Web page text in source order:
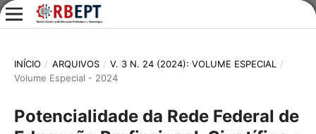
INÍCIO / ARQUIVOS / V. 3 N. 24 (2024): VOLUME ESPECIAL
/
Volume Especial - 2024
Potencialidade da Rede Federal de